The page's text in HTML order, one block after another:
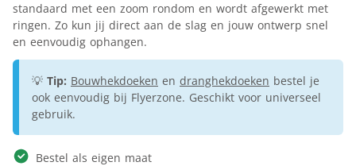
standaard met een zoom rondom en wordt afgewerkt met
ringen. Zo kun jij direct aan de slag en jouw ontwerp snel
en eenvoudig ophangen.
💡 Tip: Bouwhekdoeken en dranghekdoeken bestel je
ook eenvoudig bij Flyerzone. Geschikt voor universeel
gebruik.
Bestel als eigen maat